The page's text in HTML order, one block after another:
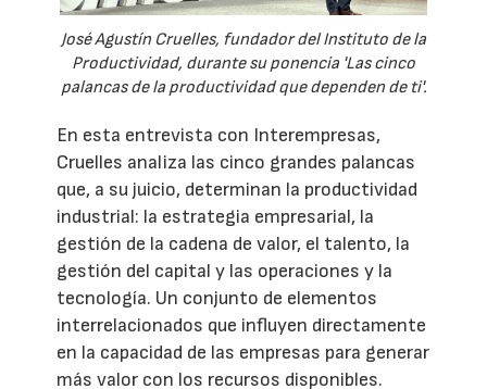
José Agustín Cruelles, fundador del Instituto de la
Productividad, durante su ponencia 'Las cinco
palancas de la productividad que dependen de ti'.
En esta entrevista con Interempresas,
Cruelles analiza las cinco grandes palancas
que, a su juicio, determinan la productividad
industrial: la estrategia empresarial, la
gestión de la cadena de valor, el talento, la
gestión del capital y las operaciones y la
tecnología. Un conjunto de elementos
interrelacionados que influyen directamente
en la capacidad de las empresas para generar
más valor con los recursos disponibles.